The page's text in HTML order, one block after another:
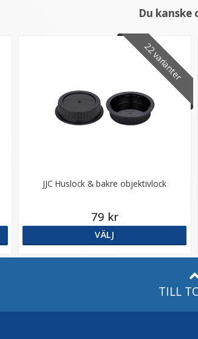
Du kanske
22 varianter
JJC Huslock & bakre objektivlock
79 kr
VÄLJ
TILL